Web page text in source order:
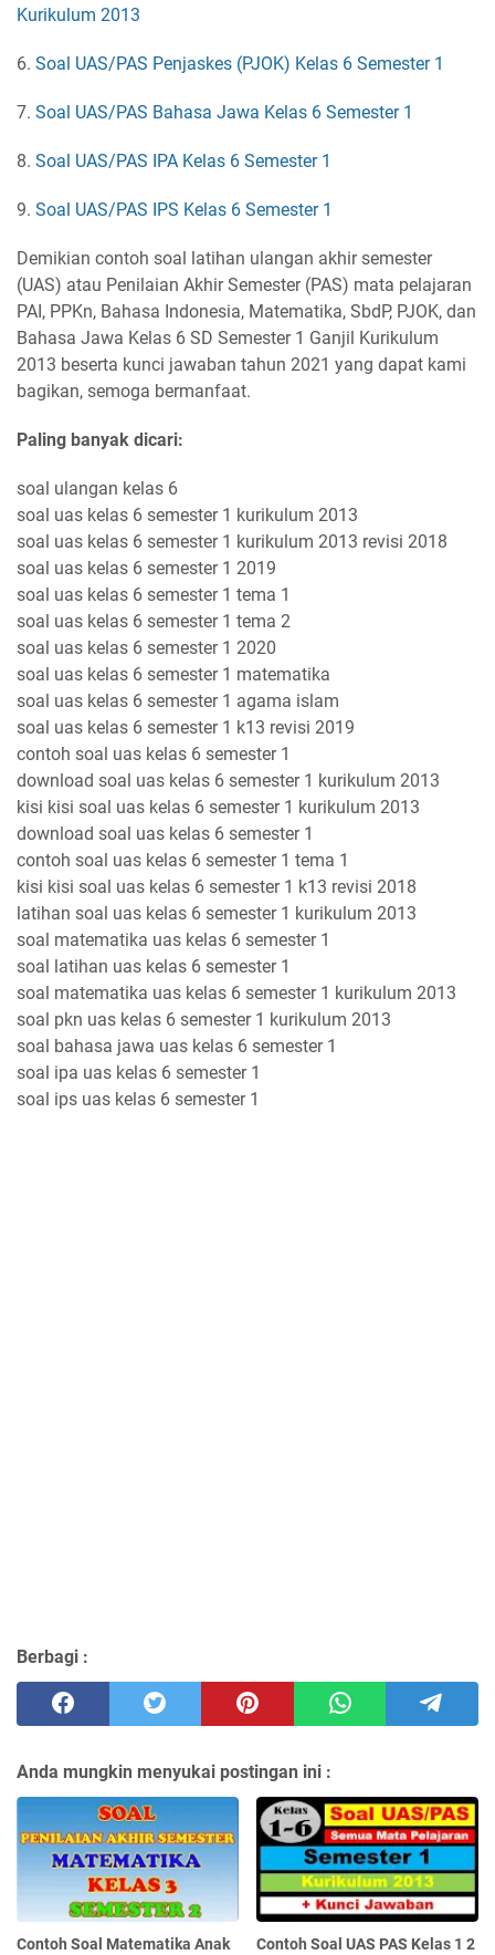
Kurikulum 2013
6. Soal UAS/PAS Penjaskes (PJOK) Kelas 6 Semester 1
7. Soal UAS/PAS Bahasa Jawa Kelas 6 Semester 1
8. Soal UAS/PAS IPA Kelas 6 Semester 1
9. Soal UAS/PAS IPS Kelas 6 Semester 1
Demikian contoh soal latihan ulangan akhir semester
(UAS) atau Penilaian Akhir Semester (PAS) mata pelajaran
PAI, PPKn, Bahasa Indonesia, Matematika, SbdP, PJOK, dan
Bahasa Jawa Kelas 6 SD Semester 1 Ganjil Kurikulum
2013 beserta kunci jawaban tahun 2021 yang dapat kami
bagikan, semoga bermanfaat.
Paling banyak dicari:
soal ulangan kelas 6
soal uas kelas 6 semester 1 kurikulum 2013
soal uas kelas 6 semester 1 kurikulum 2013 revisi 2018
soal uas kelas 6 semester 1 2019
soal uas kelas 6 semester 1 tema 1
soal uas kelas 6 semester 1 tema 2
soal uas kelas 6 semester 1 2020
soal uas kelas 6 semester 1 matematika
soal uas kelas 6 semester 1 agama islam
soal uas kelas 6 semester 1 k13 revisi 2019
contoh soal uas kelas 6 semester 1
download soal uas kelas 6 semester 1 kurikulum 2013
kisi kisi soal uas kelas 6 semester 1 kurikulum 2013
download soal uas kelas 6 semester 1
contoh soal uas kelas 6 semester 1 tema 1
kisi kisi soal uas kelas 6 semester 1 k13 revisi 2018
latihan soal uas kelas 6 semester 1 kurikulum 2013
soal matematika uas kelas 6 semester 1
soal latihan uas kelas 6 semester 1
soal matematika uas kelas 6 semester 1 kurikulum 2013
soal pkn uas kelas 6 semester 1 kurikulum 2013
soal bahasa jawa uas kelas 6 semester 1
soal ipa uas kelas 6 semester 1
soal ips uas kelas 6 semester 1
Berbagi :
Anda mungkin menyukai postingan ini :
Contoh Soal Matematika Anak
Contoh Soal UAS PAS Kelas 1 2